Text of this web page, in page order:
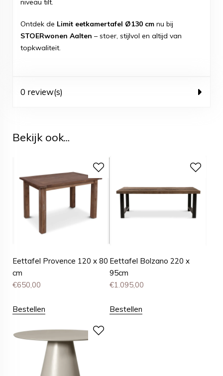
niveau tilt.
Ontdek de Limit eetkamertafel Ø130 cm nu bij
STOERwonen Aalten – stoer, stijlvol en altijd van
topkwaliteit.
0 review(s)
Bekijk ook...
Eettafel Provence 120 x 80
cm
€650,00
Bestellen
Eettafel Bolzano 220 x
95cm
€1.095,00
Bestellen